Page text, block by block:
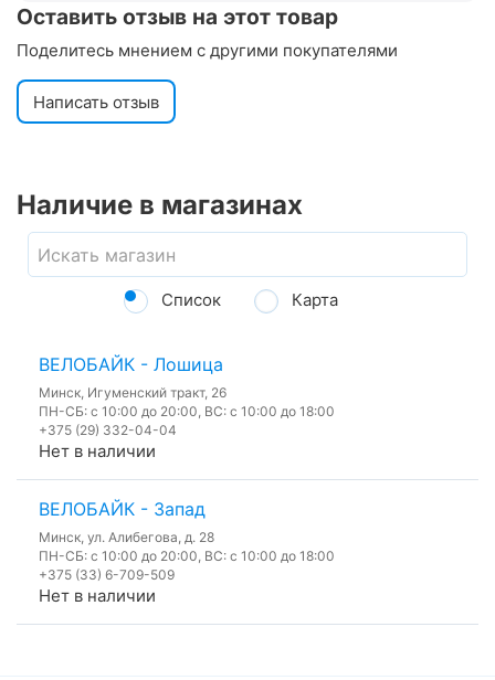
Оставить отзыв на этот товар
Поделитесь мнением с другими покупателями
Написать отзыв
Наличие в магазинах
Список Карта
ВЕЛОБАЙК - Лошица
Минск, Игуменский тракт, 26
ПН-СБ: с 10:00 до 20:00, ВС: с 10:00 до 18:00
+375 (29) 332-04-04
Нет в наличии
ВЕЛОБАЙК - Запад
Минск, ул. Алибегова, д. 28
ПН-СБ: с 10:00 до 20:00, ВС: с 10:00 до 18:00
+375 (33) 6-709-509
Нет в наличии